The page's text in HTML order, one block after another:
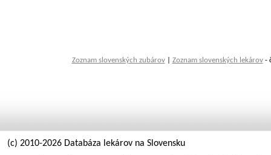
Zoznam slovenských zubárov| Zoznam slovenských lekárov-
(c) 2010-2026 Databáza lekárov na Slovensku